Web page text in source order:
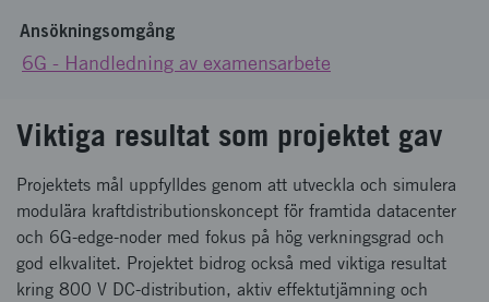
Ansökningsomgång
6G - Handledning av examensarbete
Viktiga resultat som projektet gav
Projektets mål uppfylldes genom att utveckla och simulera
modulära kraftdistributionskoncept för framtida datacenter
och 6G-edge-noder med fokus på hög verkningsgrad och
god elkvalitet. Projektet bidrog också med viktiga resultat
kring 800 V DC-distribution, aktiv effektutjämning och